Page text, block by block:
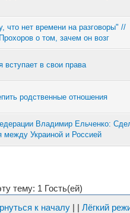
нет времени на разговоры" //
о том, зачем он возг
вступает в свои права
родственные отношения
Владимир Ельченко:
между Украиной и Россией
тему: 1 Гость(ей)
к началу | | Лёгкий